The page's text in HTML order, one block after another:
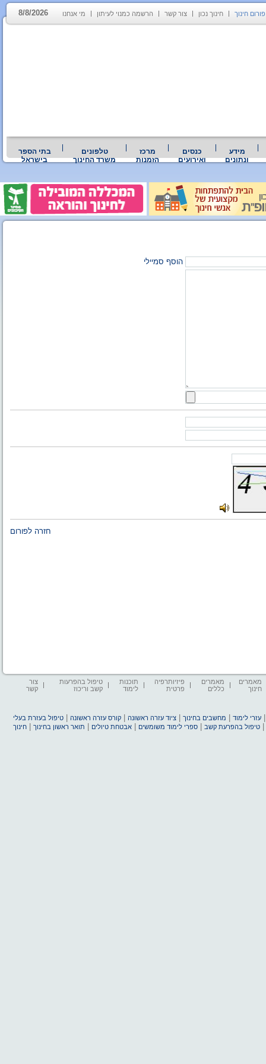
פורום חינוך חינוך נכון צור קשר הרשמה כמנוי לעיתון מי אנחנו 8/8/2026
מידע
ונתונים
כנסים
ואירועים
מרכז
הזמנות
טלפונים
משרד החינוך
בתי הספר
בישראל
הוסף סמיילי
חזרה לפורום
מאמרים
חינוך
מאמרים
כללים
פיזיותרפיה
פרטית
תוכנות
לימוד
טיפול בהפרעות
קשב וריכוז
צור
קשר
עזרי לימוד מחשבים בחינוך |ציוד עזרה ראשונה |קורס עזרה ראשונה |טיפול בעזרת בעלי
|טיפול בהפרעת קשב |ספרי לימוד משומשים |אבטחת טיולים תואר ראשון בחינוך |חינוך